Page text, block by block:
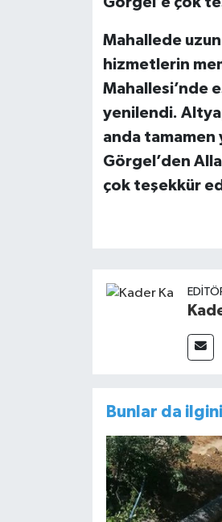
Mahallede uzun
hizmetlerin
Mahallesi’nde
yenilendi.
anda tamamen
Görgel’den
çok teşekkür
Bunlar da